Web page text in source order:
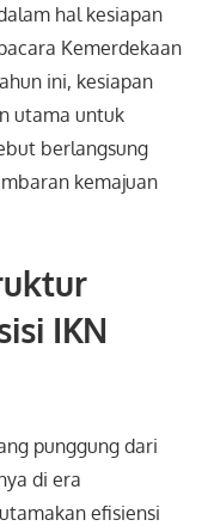
hal kesiapan
Kemerdekaan
ini, kesiapan
utama untuk
berlangsung
kemajuan
IKN
punggung dari
di era
efisiensi